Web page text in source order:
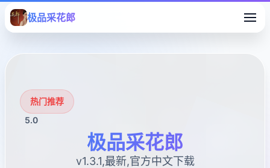
极品采花郎
热门推荐
5.0
极品采花郎
v1.3.1,最新,官方中文下载